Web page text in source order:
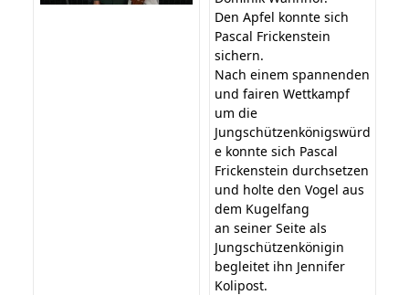
Den Apfel konnte sich
Pascal Frickenstein
sichern.
Nach einem spannenden
und fairen Wettkampf
um die
Jungschützenkönigswürd
e konnte sich Pascal
Frickenstein durchsetzen
und holte den Vogel aus
dem Kugelfang
an seiner Seite als
Jungschützenkönigin
begleitet ihn Jennifer
Kolipost.